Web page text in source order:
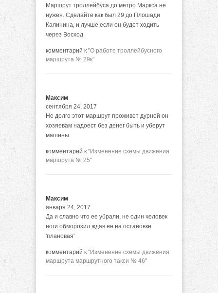
Маршрут троллейбуса до метро Маркса не
нужен. Сделайте как был 29 до Плошади
Калинина, и лучше если он будет ходить
через Восход.
комментарий к "О работе троллейбусного
маршрута № 29к"
Максим
сентября 24, 2017
Не долго этот маршрут проживет дурной он
хозяевам надоест без денег быть и уберут
машины
комментарий к "Изменение схемы движения
маршрута № 25"
Максим
января 24, 2017
Да и славно что ее убрали, не один человек
ноги обморозил ждав ее на остановке
'плановая'
комментарий к "Изменение схемы движения
маршрута маршрутного такси № 46"